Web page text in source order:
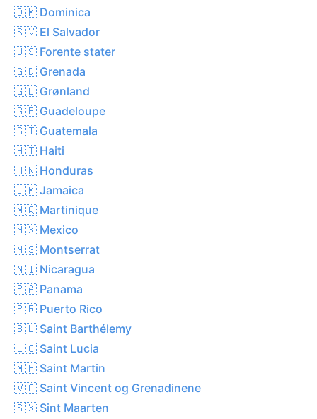
🇩🇲 Dominica
🇸🇻 El Salvador
🇺🇸 Forente stater
🇬🇩 Grenada
🇬🇱 Grønland
🇬🇵 Guadeloupe
🇬🇹 Guatemala
🇭🇹 Haiti
🇭🇳 Honduras
🇯🇲 Jamaica
🇲🇶 Martinique
🇲🇽 Mexico
🇲🇸 Montserrat
🇳🇮 Nicaragua
🇵🇦 Panama
🇵🇷 Puerto Rico
🇧🇱 Saint Barthélemy
🇱🇨 Saint Lucia
🇲🇫 Saint Martin
🇻🇨 Saint Vincent og Grenadinene
🇸🇽 Sint Maarten